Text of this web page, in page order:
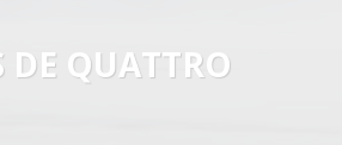
DE QUATTRO